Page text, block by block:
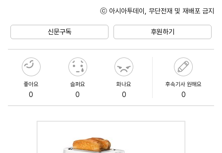
ⓒ 아시아투데이, 무단전재 및 재배포 금지
신문구독 후원하기
좋아요
0
슬퍼요
0
화나요
0
후속기사 원해요
0